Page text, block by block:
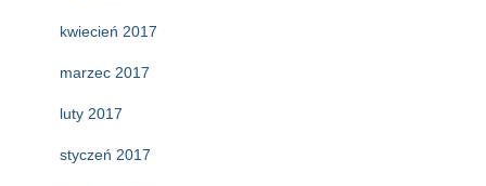
kwiecień 2017
marzec 2017
luty 2017
styczeń 2017